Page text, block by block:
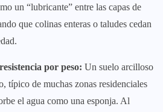
un “lubricante” entre las capas de
que colinas enteras o taludes cedan
por peso: Un suelo arcilloso
típico de muchas zonas residenciales
el agua como una esponja. Al